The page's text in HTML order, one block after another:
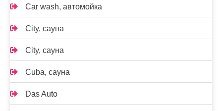
Car wash, автомойка
City, сауна
City, сауна
Cuba, сауна
Das Auto